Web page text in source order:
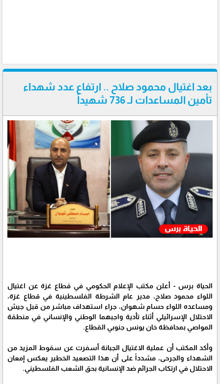
بعد اغتيال محمود صلاح .. ارتفاع عدد شهداء
تأمين المساعدات لـ 736 شهيداً
الحياة برس - أعلن مكتب الإعلام الحكومي في قطاع غزة عن اغتيال
اللواء محمود صلاح، مدير عام الشرطة الفلسطينية في قطاع غزة،
ومساعده اللواء حسام شهوان، جراء استهداف مباشر من قبل جيش
الاحتلال الإسرائيلي أثناء تأدية واجبهما الوطني والإنساني في منطقة
المواصي بمحافظة خان يونس جنوبي القطاع.
وأكد المكتب أن عملية الاغتيال الجبانة أسفرت عن سقوط المزيد من
الشهداء والجرحى، مشدداً على أن هذا التصعيد الخطير يعكس إمعان
الاحتلال في ارتكاب الجرائم ضد الإنسانية بحق الشعب الفلسطيني.